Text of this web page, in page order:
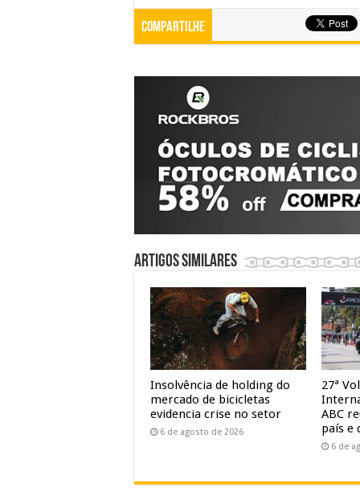
Compartilhe
Artigos similares
Insolvência de holding do
mercado de bicicletas
evidencia crise no setor
6 de agosto de 2026
27ª
ABC
país e
6 de